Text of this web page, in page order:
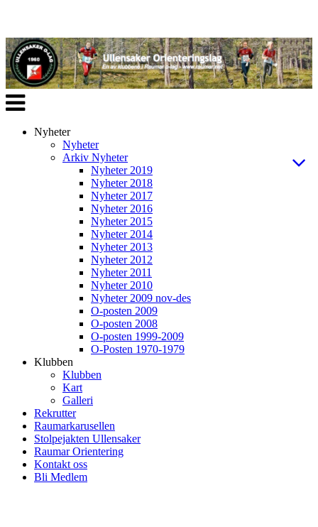
Veksle
navigasjon
Nyheter
Nyheter
Arkiv Nyheter
Nyheter 2019
Nyheter 2018
Nyheter 2017
Nyheter 2016
Nyheter 2015
Nyheter 2014
Nyheter 2013
Nyheter 2012
Nyheter 2011
Nyheter 2010
Nyheter 2009 nov-des
O-posten 2009
O-posten 2008
O-posten 1999-2009
O-Posten 1970-1979
Klubben
Klubben
Kart
Galleri
Rekrutter
Raumarkarusellen
Stolpejakten Ullensaker
Raumar Orientering
Kontakt oss
Bli Medlem